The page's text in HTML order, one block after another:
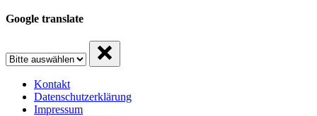
Google translate
Kontakt
Datenschutzerklärung
Impressum